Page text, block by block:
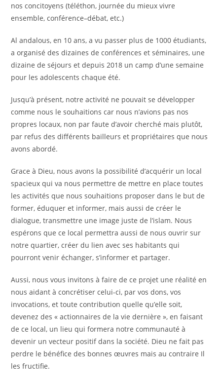
nos concitoyens (téléthon, journée du mieux vivre
ensemble, conférence–débat, etc.)
Al andalous, en 10 ans, a vu passer plus de 1000 étudiants,
a organisé des dizaines de conférences et séminaires, une
dizaine de séjours et depuis 2018 un camp d’une semaine
pour les adolescents chaque été.
Jusqu’à présent, notre activité ne pouvait se développer
comme nous le souhaitions car nous n’avions pas nos
propres locaux, non par faute d’avoir cherché mais plutôt,
par refus des différents bailleurs et propriétaires que nous
avons abordé.
Grace à Dieu, nous avons la possibilité d’acquérir un local
spacieux qui va nous permettre de mettre en place toutes
les activités que nous souhaitions proposer dans le but de
former, éduquer et informer, mais aussi de créer le
dialogue, transmettre une image juste de l’islam. Nous
espérons que ce local permettra aussi de nous ouvrir sur
notre quartier, créer du lien avec ses habitants qui
pourront venir échanger, s’informer et partager.
Aussi, nous vous invitons à faire de ce projet une réalité en
nous aidant à concrétiser celui-ci, par vos dons, vos
invocations, et toute contribution quelle qu’elle soit,
devenez des « actionnaires de la vie dernière », en faisant
de ce local, un lieu qui formera notre communauté à
devenir un vecteur positif dans la société. Dieu ne fait pas
perdre le bénéfice des bonnes œuvres mais au contraire Il
les fructifie.